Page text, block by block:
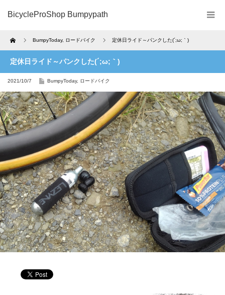
BicycleProShop Bumpypath
Home BumpyToday, ロードバイク 定休日ライド～パンクした(´;ω;｀)
定休日ライド～パンクした(´;ω;｀)
2021/10/7 BumpyToday, ロードバイク